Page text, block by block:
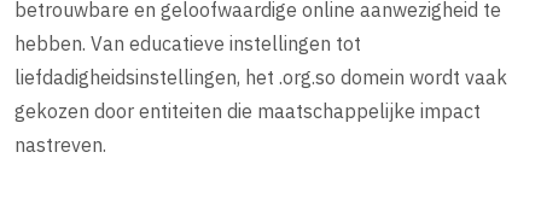
betrouwbare en geloofwaardige online aanwezigheid te
hebben. Van educatieve instellingen tot
liefdadigheidsinstellingen, het .org.so domein wordt vaak
gekozen door entiteiten die maatschappelijke impact
nastreven.